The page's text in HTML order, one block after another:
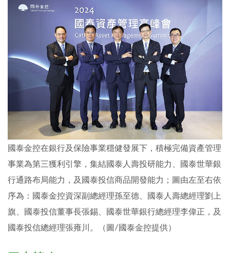
國泰金控在銀行及保險事業穩健發展下，積極完備資產管理
事業為第三獲利引擎，集結國泰人壽投研能力、國泰世華銀
行通路布局能力，及國泰投信商品開發能力；圖由左至右依
序為：國泰金控資深副總經理孫至德、國泰人壽總經理劉上
旗、國泰投信董事長張錫、國泰世華銀行總經理李偉正，及
國泰投信總經理張雍川。（圖∕國泰金控提供）